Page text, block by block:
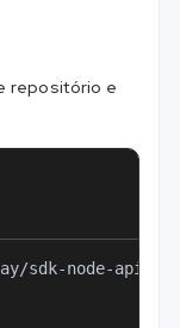
repositório e
sdk-node-apis-